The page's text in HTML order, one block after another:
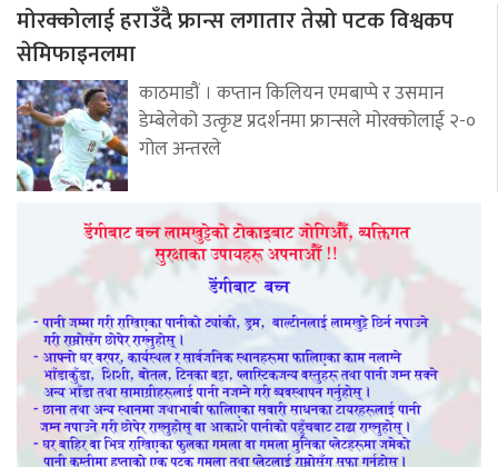
मोरक्कोलाई हराउँदै फ्रान्स लगातार तेस्रो पटक विश्वकप
सेमिफाइनलमा
काठमाडौं । कप्तान किलियन एमबाप्पे र उसमान
डेम्बेलेको उत्कृष्ट प्रदर्शनमा फ्रान्सले मोरक्कोलाई २-०
गोल अन्तरले